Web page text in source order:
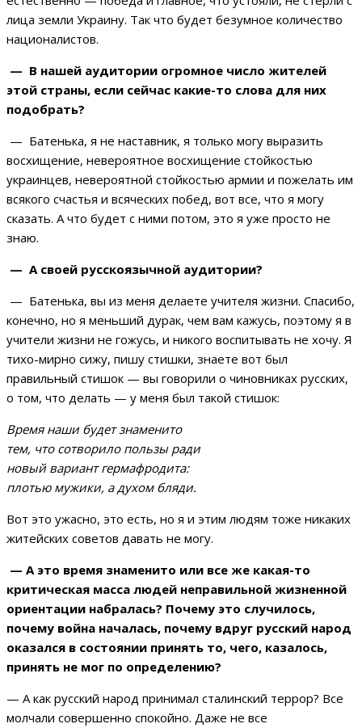
лица земли Украину. Так что будет безумное количество
националистов.
— В нашей аудитории огромное число жителей
этой страны, если сейчас какие-то слова для них
подобрать?
— Батенька, я не наставник, я только могу выразить
восхищение, невероятное восхищение стойкостью
украинцев, невероятной стойкостью армии и пожелать им
всякого счастья и всяческих побед, вот все, что я могу
сказать. А что будет с ними потом, это я уже просто не
знаю.
— А своей русскоязычной аудитории?
— Батенька, вы из меня делаете учителя жизни. Спасибо,
конечно, но я меньший дурак, чем вам кажусь, поэтому я в
учители жизни не гожусь, и никого воспитывать не хочу. Я
тихо-мирно сижу, пишу стишки, знаете вот был
правильный стишок — вы говорили о чиновниках русских,
о том, что делать — у меня был такой стишок:
Время наши будет знаменито
тем, что сотворило пользы ради
новый вариант гермафродита:
плотью мужики, а духом бляди.
Вот это ужасно, это есть, но я и этим людям тоже никаких
житейских советов давать не могу.
— А это время знаменито или все же какая-то
критическая масса людей неправильной жизненной
ориентации набралась? Почему это случилось,
почему война началась, почему вдруг русский народ
оказался в состоянии принять то, чего, казалось,
принять не мог по определению?
— А как русский народ принимал сталинский террор? Все
молчали совершенно спокойно. Даже не все